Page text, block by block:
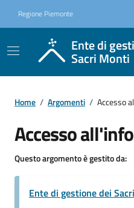
Regione Piemonte
Ente di
Sacri Monti
Home / Argomenti / Accesso
Accesso
Questo argomento è gestito da:
Ente di gestione dei